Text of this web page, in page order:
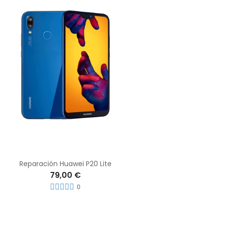
Reparación Huawei P20 Lite
79,00 €
0